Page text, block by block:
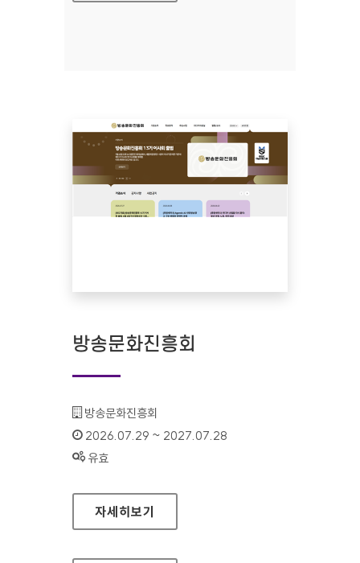
방송문화진흥회
기관명 :
방송문화진흥회
인증기간 :
2026.07.29 ~ 2027.07.28
상태 :
유효
방송문화진흥회
자세히보기